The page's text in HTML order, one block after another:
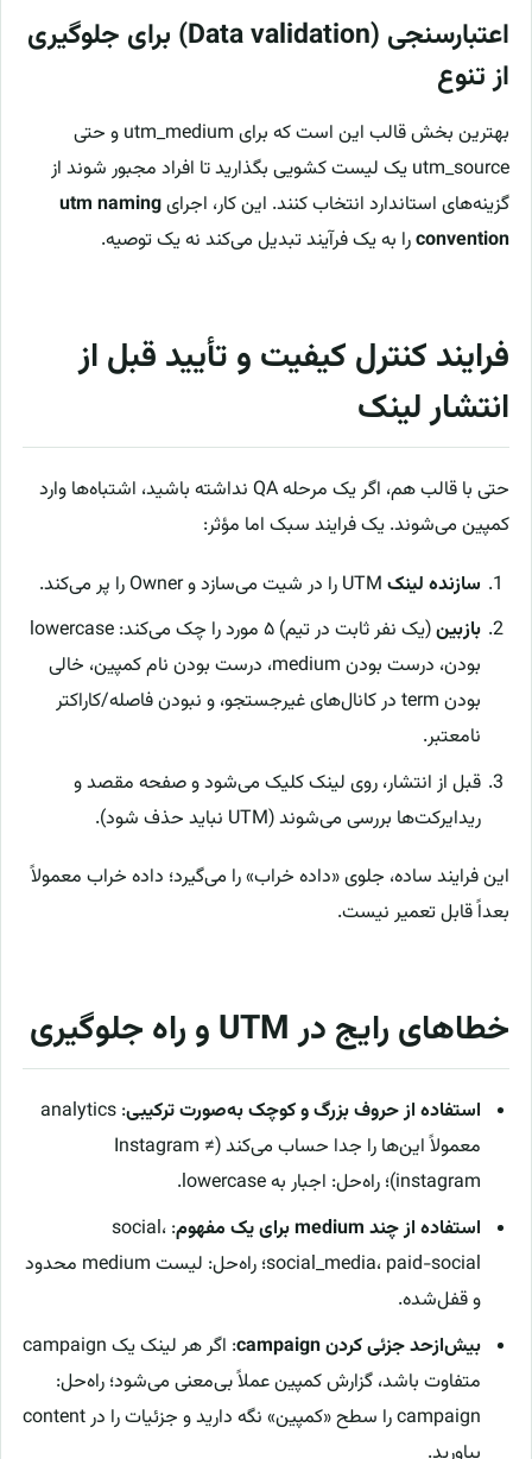
اعتبارسنجی (Data validation) برای جلوگیری
از تنوع
بهترین بخش قالب این است که برای utm_medium و حتی
utm_source یک لیست کشویی بگذارید تا افراد مجبور شوند از
گزینه‌های استاندارد انتخاب کنند. این کار، اجرایutm naming
conventionرا به یک فرآیند تبدیل می‌کند نه یک توصیه.
فرایند کنترل کیفیت و تأیید قبل از
انتشار لینک
حتی با قالب هم، اگر یک مرحله QA نداشته باشید، اشتباه‌ها وارد
کمپین می‌شوند. یک فرایند سبک اما مؤثر:
سازنده لینکUTM را در شیت می‌سازد و Owner را پر می‌کند.
بازبین
(یک نفر ثابت در تیم) ۵ مورد را چک می‌کند: lowercase
بودن، درست بودن medium، درست بودن نام کمپین، خالی
بودن term در کانال‌های غیرجستجو، و نبودن فاصله/کاراکتر
نامعتبر.
قبل از انتشار، روی لینک کلیک می‌شود و صفحه مقصد و
ریدایرکت‌ها بررسی می‌شوند (UTM نباید حذف شود).
این فرایند ساده، جلوی «داده خراب» را می‌گیرد؛ داده خراب معمولاً
بعداً قابل تعمیر نیست.
خطاهای رایج در UTM و راه جلوگیری
استفاده از حروف بزرگ و کوچک به‌صورت ترکیبی : analytics
معمولاً این‌ها را جدا حساب می‌کند (Instagram ≠
instagram)؛ راه‌حل: اجبار به lowercase.
استفاده از چند medium برای یک مفهوم
: social،
social_media، paid-social؛ راه‌حل: لیست medium محدود
و قفل‌شده.
بیش‌ازحد جزئی کردن campaign
: اگر هر لینک یک campaign
متفاوت باشد، گزارش کمپین عملاً بی‌معنی می‌شود؛ راه‌حل:
campaign را سطح «کمپین» نگه دارید و جزئیات را در content